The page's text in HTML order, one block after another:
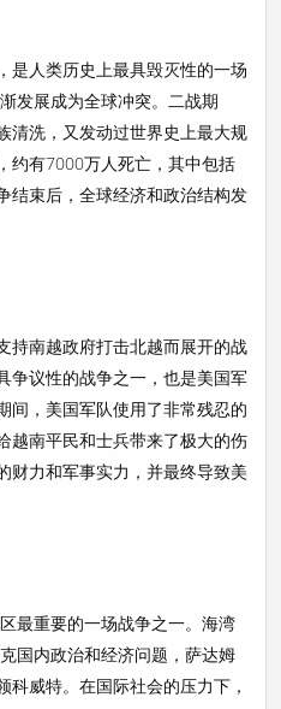
是人类历史上最具毁灭性的一场
发展成为全球冲突。二战期
清洗，又发动过世界史上最大规
约有7000万人死亡，其中包括
结束后，全球经济和政治结构发
持南越政府打击北越而展开的战
争议性的战争之一，也是美国军
间，美国军队使用了非常残忍的
越南平民和士兵带来了极大的伤
财力和军事实力，并最终导致美
最重要的一场战争之一。海湾
国内政治和经济问题，萨达姆
威特。在国际社会的压力下，